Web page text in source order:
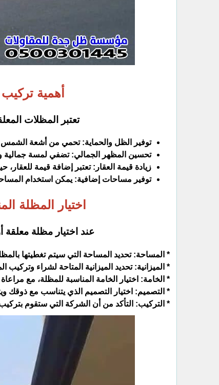
أهمية
تعتبر المظلات
توفير الظل والحماية: تحمي من أشعة الشمس
تحسين المظهر الجمالي: تضفي لمسة جمالية
زيادة قيمة العقار: تعتبر إضافة قيمة
توفير مساحات إضافية: يمكن استخدام
اختيار
عند اختيار مظلة
* المساحة: تحديد المساحة التي سيتم تغطيتها
* الميزانية: تحديد الميزانية المتاحة لشراء وتركيب
* الخامة: اختيار الخامة المناسبة للمظلة، مع مراعاة
* التصميم: اختيار التصميم الذي يتناسب مع ذوقك
* التركيب: التأكد من أن الشركة التي ستقوم